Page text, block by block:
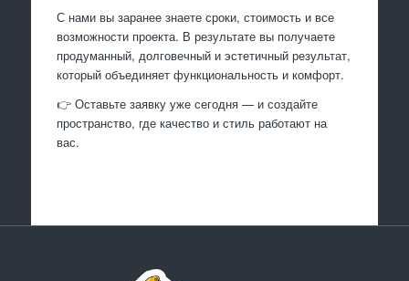
С нами вы заранее знаете сроки, стоимость и все
возможности проекта. В результате вы получаете
продуманный, долговечный и эстетичный результат,
который объединяет функциональность и комфорт.
👉 Оставьте заявку уже сегодня — и создайте
пространство, где качество и стиль работают на
вас.